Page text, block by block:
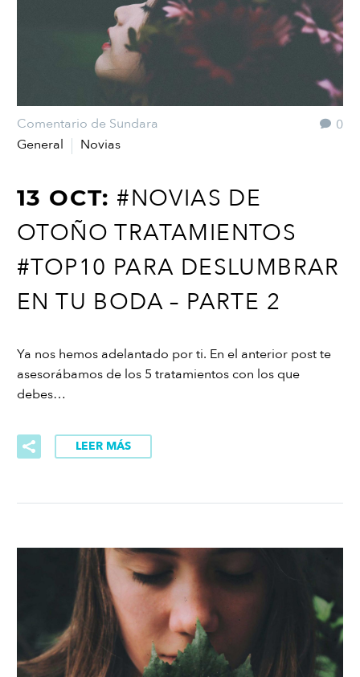
0
Comentario de Sundara
General
Novias
13 OCT: #NOVIAS DE
OTOÑO TRATAMIENTOS
#TOP10 PARA DESLUMBRAR
EN TU BODA – PARTE 2
Ya nos hemos adelantado por ti. En el anterior post te
asesorábamos de los 5 tratamientos con los que
debes…
LEER MÁS